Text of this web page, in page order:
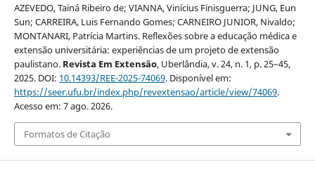
AZEVEDO, Tainá Ribeiro de; VIANNA, Vinícius Finisguerra; JUNG, Eun
Sun; CARREIRA, Luis Fernando Gomes; CARNEIRO JUNIOR, Nivaldo;
MONTANARI, Patrícia Martins. Reflexões sobre a educação médica e
extensão universitária: experiências de um projeto de extensão
paulistano. Revista Em Extensão, Uberlândia, v. 24, n. 1, p. 25–45,
2025. DOI: 10.14393/REE-2025-74069. Disponível em:
https://seer.ufu.br/index.php/revextensao/article/view/74069.
Acesso em: 7 ago. 2026.
Formatos de Citação